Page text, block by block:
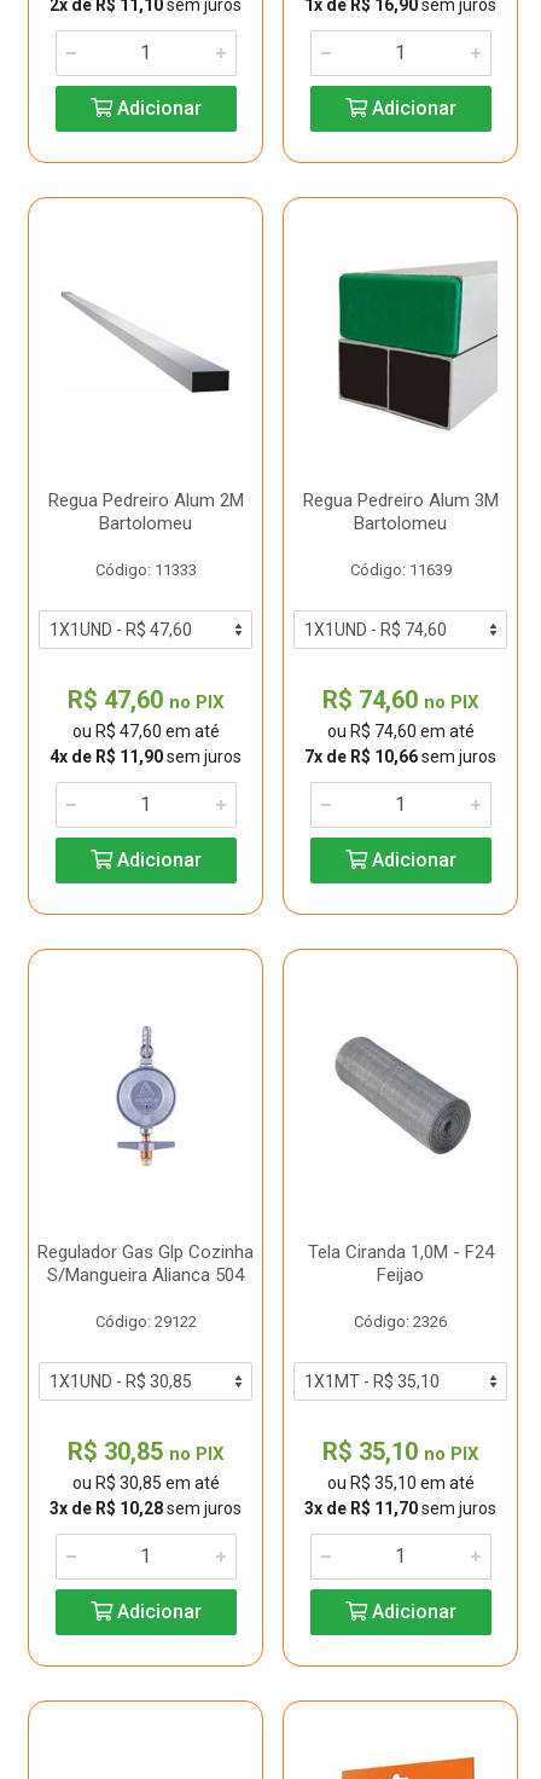
2x de R$ 11,10sem juros
Adicionar
1x de R$ 16,90sem juros
Adicionar
Regua Pedreiro Alum 2M
Bartolomeu
Código: 11333
R$ 47,60 no PIX
ou R$ 47,60 em até
4x de R$ 11,90sem juros
Adicionar
Regua Pedreiro Alum 3M
Bartolomeu
Código: 11639
R$ 74,60 no PIX
ou R$ 74,60 em até
7x de R$ 10,66sem juros
Adicionar
Regulador Gas Glp Cozinha
S/Mangueira Alianca 504
Código: 29122
R$ 30,85 no PIX
ou R$ 30,85 em até
3x de R$ 10,28sem juros
Adicionar
Tela Ciranda 1,0M - F24
Feijao
Código: 2326
R$ 35,10 no PIX
ou R$ 35,10 em até
3x de R$ 11,70sem juros
Adicionar